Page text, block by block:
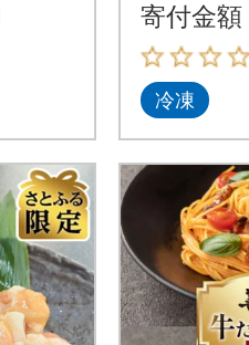
寄付金額
冷凍